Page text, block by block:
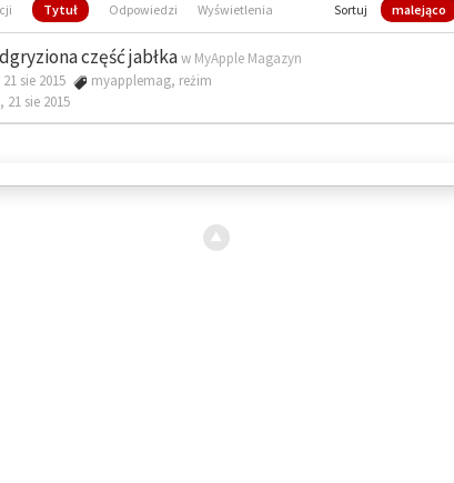
Tytuł Odpowiedzi Wyświetlenia Sortuj malejąco
część jabłkaw MyApple Magazyn
sie 2015
myapplemag, reżim
21 sie 2015